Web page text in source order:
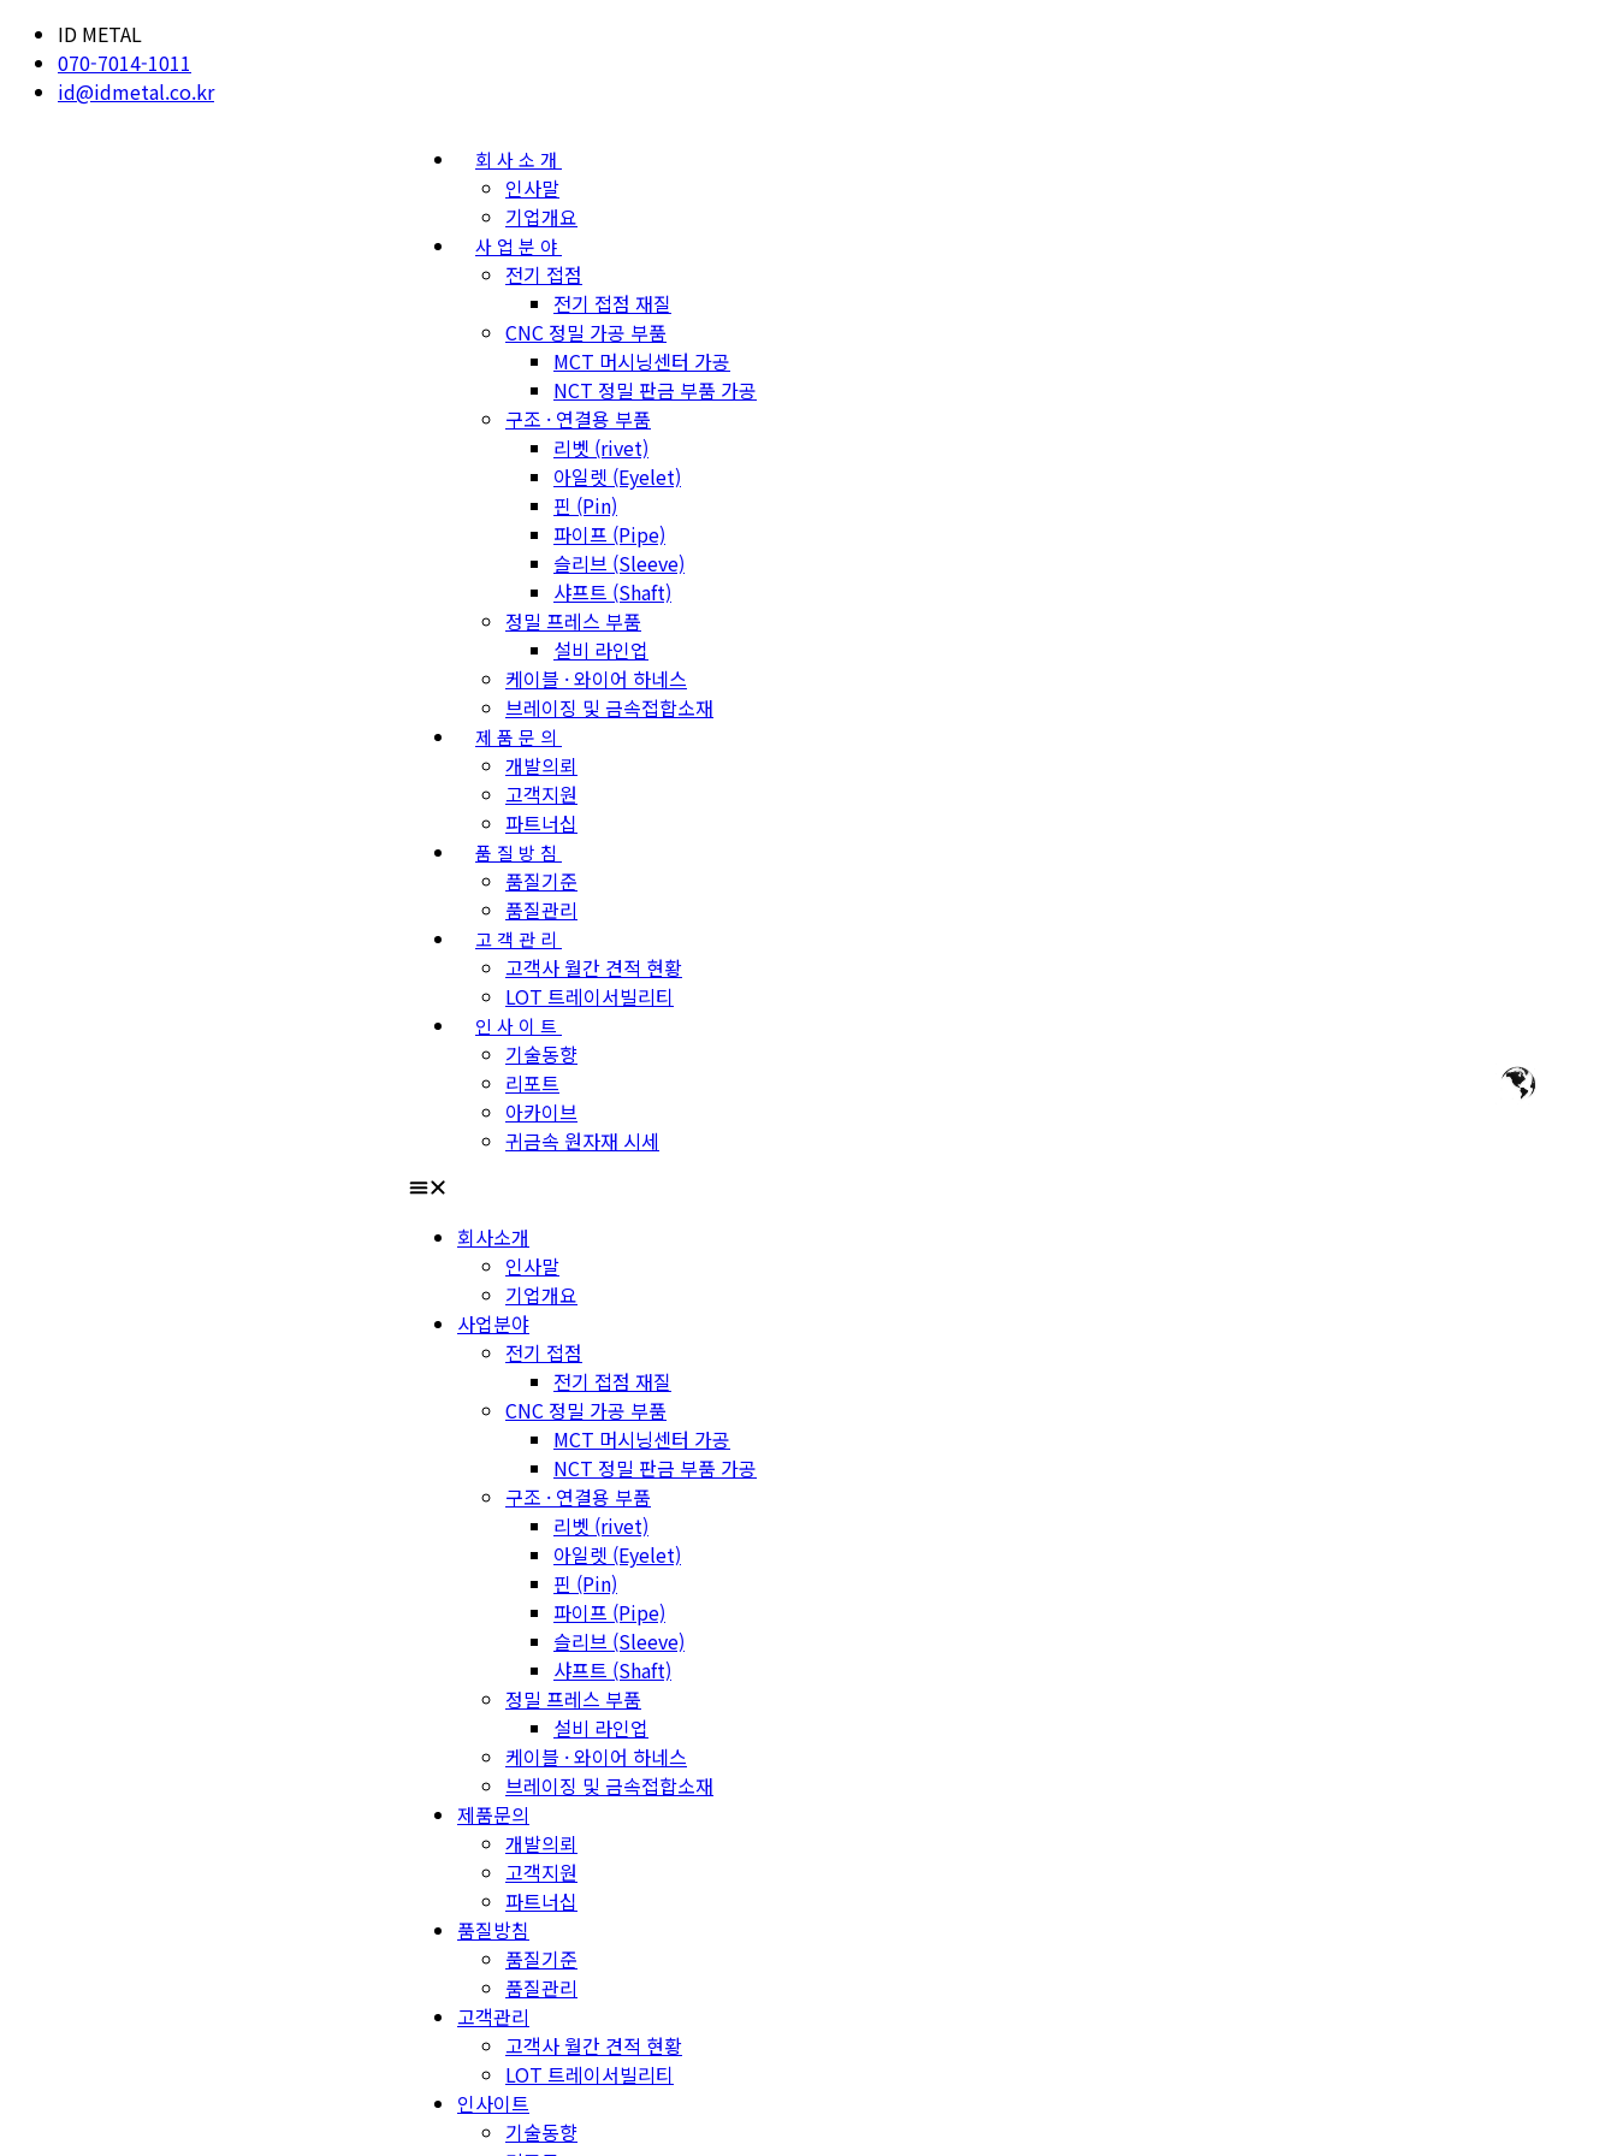
ID METAL
070-7014-1011
id@idmetal.co.kr
회사소개
인사말
기업개요
사업분야
전기 접점
전기 접점 재질
CNC 정밀 가공 부품
MCT 머시닝센터 가공
NCT 정밀 판금 부품 가공
구조 · 연결용 부품
리벳 (rivet)
아일렛 (Eyelet)
핀 (Pin)
파이프 (Pipe)
슬리브 (Sleeve)
샤프트 (Shaft)
정밀 프레스 부품
설비 라인업
케이블 · 와이어 하네스
브레이징 및 금속접합소재
제품문의
개발의뢰
고객지원
파트너십
품질방침
품질기준
품질관리
고객관리
고객사 월간 견적 현황
LOT 트레이서빌리티
인사이트
기술동향
리포트
아카이브
귀금속 원자재 시세
회사소개
인사말
기업개요
사업분야
전기 접점
전기 접점 재질
CNC 정밀 가공 부품
MCT 머시닝센터 가공
NCT 정밀 판금 부품 가공
구조 · 연결용 부품
리벳 (rivet)
아일렛 (Eyelet)
핀 (Pin)
파이프 (Pipe)
슬리브 (Sleeve)
샤프트 (Shaft)
정밀 프레스 부품
설비 라인업
케이블 · 와이어 하네스
브레이징 및 금속접합소재
제품문의
개발의뢰
고객지원
파트너십
품질방침
품질기준
품질관리
고객관리
고객사 월간 견적 현황
LOT 트레이서빌리티
인사이트
기술동향